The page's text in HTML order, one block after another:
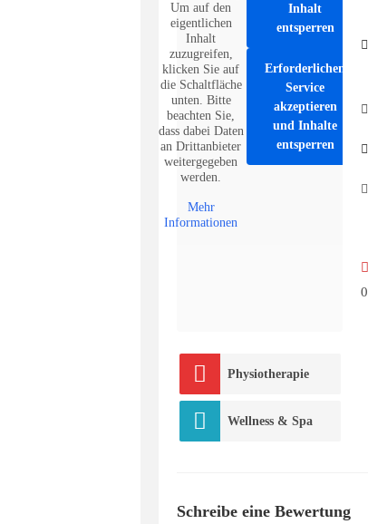
Um auf den
eigentlichen
Inhalt
zuzugreifen,
klicken Sie auf
die Schaltfläche
unten. Bitte
beachten Sie,
dass dabei Daten
an Drittanbieter
weitergegeben
werden.
Mehr
Informationen
Inhalt
entsperren
Erforderlichen
Service
akzeptieren
und Inhalte
entsperren
Physiotherapie
Wellness & Spa
Schreibe eine Bewertung